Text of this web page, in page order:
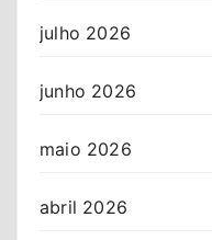
julho 2026
junho 2026
maio 2026
abril 2026